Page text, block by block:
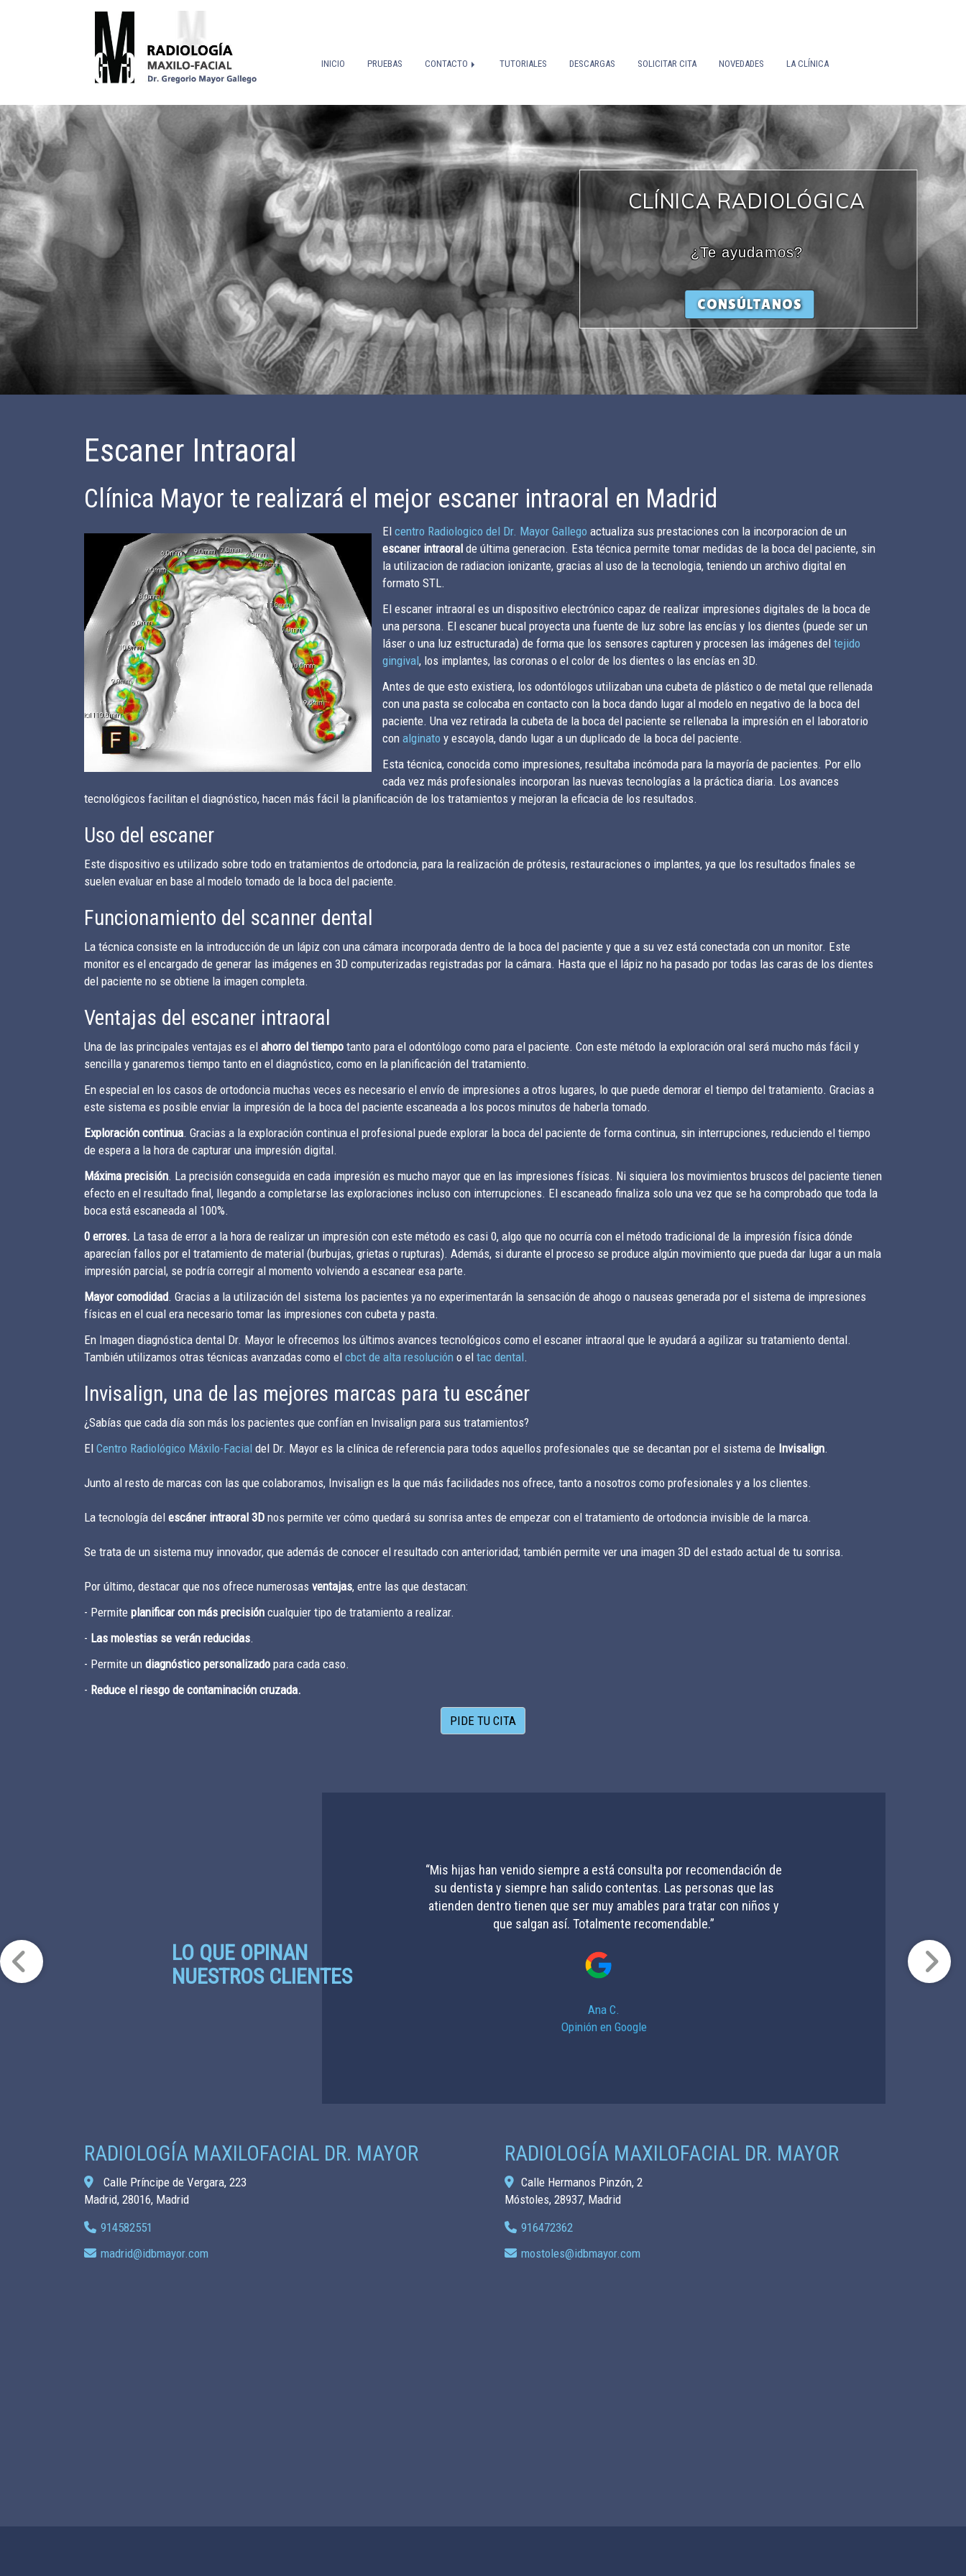
INICIO PRUEBAS CONTACTO TUTORIALES DESCARGAS SOLICITAR CITA NOVEDADES LA CLÍNICA
CLÍNICA RADIOLÓGICA
¿Te ayudamos?
CONSÚLTANOS
Escaner Intraoral
Clínica Mayor te realizará el mejor escaner intraoral en Madrid
El centro Radiologico del Dr. Mayor Gallego actualiza sus prestaciones con la incorporacion de un
escaner intraoral de última generacion. Esta técnica permite tomar medidas de la boca del paciente, sin
la utilizacion de radiacion ionizante, gracias al uso de la tecnologia, teniendo un archivo digital en
formato STL.
El escaner intraoral es un dispositivo electrónico capaz de realizar impresiones digitales de la boca de
una persona. El escaner bucal proyecta una fuente de luz sobre las encías y los dientes (puede ser un
láser o una luz estructurada) de forma que los sensores capturen y procesen las imágenes del tejido
gingival, los implantes, las coronas o el color de los dientes o las encías en 3D.
Antes de que esto existiera, los odontólogos utilizaban una cubeta de plástico o de metal que rellenada
con una pasta se colocaba en contacto con la boca dando lugar al modelo en negativo de la boca del
paciente. Una vez retirada la cubeta de la boca del paciente se rellenaba la impresión en el laboratorio
con alginato y escayola, dando lugar a un duplicado de la boca del paciente.
Esta técnica, conocida como impresiones, resultaba incómoda para la mayoría de pacientes. Por ello
cada vez más profesionales incorporan las nuevas tecnologías a la práctica diaria. Los avances
tecnológicos facilitan el diagnóstico, hacen más fácil la planificación de los tratamientos y mejoran la eficacia de los resultados.
Uso del escaner
Este dispositivo es utilizado sobre todo en tratamientos de ortodoncia, para la realización de prótesis, restauraciones o implantes, ya que los resultados finales se
suelen evaluar en base al modelo tomado de la boca del paciente.
Funcionamiento del scanner dental
La técnica consiste en la introducción de un lápiz con una cámara incorporada dentro de la boca del paciente y que a su vez está conectada con un monitor. Este
monitor es el encargado de generar las imágenes en 3D computerizadas registradas por la cámara. Hasta que el lápiz no ha pasado por todas las caras de los dientes
del paciente no se obtiene la imagen completa.
Ventajas del escaner intraoral
Una de las principales ventajas es el ahorro del tiempo tanto para el odontólogo como para el paciente. Con este método la exploración oral será mucho más fácil y
sencilla y ganaremos tiempo tanto en el diagnóstico, como en la planificación del tratamiento.
En especial en los casos de ortodoncia muchas veces es necesario el envío de impresiones a otros lugares, lo que puede demorar el tiempo del tratamiento. Gracias a
este sistema es posible enviar la impresión de la boca del paciente escaneada a los pocos minutos de haberla tomado.
Exploración continua. Gracias a la exploración continua el profesional puede explorar la boca del paciente de forma continua, sin interrupciones, reduciendo el tiempo
de espera a la hora de capturar una impresión digital.
Máxima precisión. La precisión conseguida en cada impresión es mucho mayor que en las impresiones físicas. Ni siquiera los movimientos bruscos del paciente tienen
efecto en el resultado final, llegando a completarse las exploraciones incluso con interrupciones. El escaneado finaliza solo una vez que se ha comprobado que toda la
boca está escaneada al 100%.
0 errores. La tasa de error a la hora de realizar un impresión con este método es casi 0, algo que no ocurría con el método tradicional de la impresión física dónde
aparecían fallos por el tratamiento de material (burbujas, grietas o rupturas). Además, si durante el proceso se produce algún movimiento que pueda dar lugar a un mala
impresión parcial, se podría corregir al momento volviendo a escanear esa parte.
Mayor comodidad. Gracias a la utilización del sistema los pacientes ya no experimentarán la sensación de ahogo o nauseas generada por el sistema de impresiones
físicas en el cual era necesario tomar las impresiones con cubeta y pasta.
En Imagen diagnóstica dental Dr. Mayor le ofrecemos los últimos avances tecnológicos como el escaner intraoral que le ayudará a agilizar su tratamiento dental.
También utilizamos otras técnicas avanzadas como el cbct de alta resolución o el tac dental.
Invisalign, una de las mejores marcas para tu escáner
¿Sabías que cada día son más los pacientes que confían en Invisalign para sus tratamientos?
El Centro Radiológico Máxilo-Facial del Dr. Mayor es la clínica de referencia para todos aquellos profesionales que se decantan por el sistema de Invisalign.
Junto al resto de marcas con las que colaboramos, Invisalign es la que más facilidades nos ofrece, tanto a nosotros como profesionales y a los clientes.
La tecnología del escáner intraoral 3D nos permite ver cómo quedará su sonrisa antes de empezar con el tratamiento de ortodoncia invisible de la marca.
Se trata de un sistema muy innovador, que además de conocer el resultado con anterioridad; también permite ver una imagen 3D del estado actual de tu sonrisa.
Por último, destacar que nos ofrece numerosas ventajas, entre las que destacan:
- Permite planificar con más precisión cualquier tipo de tratamiento a realizar.
- Las molestias se verán reducidas.
- Permite un diagnóstico personalizado para cada caso.
- Reduce el riesgo de contaminación cruzada.
PIDE TU CITA
LO QUE OPINAN
NUESTROS CLIENTES
“Mis hijas han venido siempre a está consulta por recomendación de
su dentista y siempre han salido contentas. Las personas que las
atienden dentro tienen que ser muy amables para tratar con niños y
que salgan así. Totalmente recomendable.”
Ana C.
Opinión en Google
“Estuve en el día de ayer en este centro a que me realizaran una
panorámica y tanto la atención del personal de recepción como el
técnico me trataron de manera excelente. Cumplieron con el horario
de mi cita y la prueba se la enviaron a mi dentista en el acto, por lo
Emilio Leon
RADIOLOGÍA MAXILOFACIAL DR. MAYOR
Calle Príncipe de Vergara, 223
Madrid, 28016, Madrid
914582551
madrid
idbmayor.com
RADIOLOGÍA MAXILOFACIAL DR. MAYOR
Calle Hermanos Pinzón, 2
Móstoles, 28937, Madrid
916472362
mostoles
idbmayor.com